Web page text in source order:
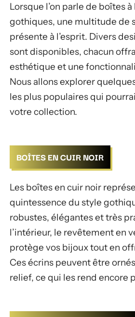
Lorsque l’on parle de boîtes
gothiques, une multitude de
présente à l’esprit. Divers
sont disponibles, chacun
esthétique et une
Nous allons explorer
les plus populaires qui
votre collection.
BOÎTES EN CUIR NOIR
Les boîtes en cuir noir
quintessence du style
robustes, élégantes et très
l’intérieur, le revêtement en
protège vos bijoux tout en
Ces écrins peuvent être
relief, ce qui les rend encore